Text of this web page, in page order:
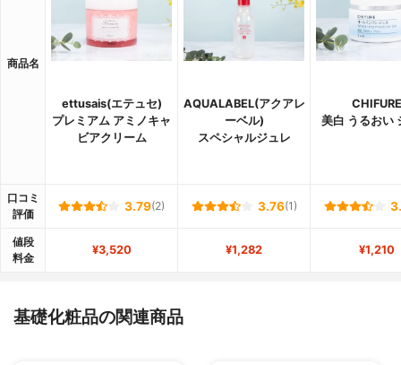
商品名
ettusais(エテュセ)
プレミアム アミノキャ
ビアクリーム
AQUALABEL(アクアレ
ーベル)
スペシャルジュレ
CHIFURE
美白 うるおい
口コミ
評価
3.79(2) 3.76(1)
値段
料金
¥3,520 ¥1,282 ¥1,210
基礎化粧品の関連商品